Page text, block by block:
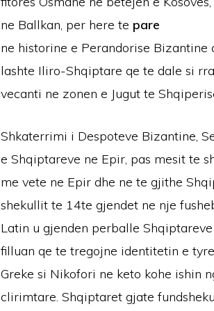
ne Ballkan, per here te pare
ne historine e Perandorise
lashte Iliro-Shqiptare qe te dale si
vecanti ne zonen e Jugut te
Shkaterrimi i Despoteve Bizantine,
e Shqiptareve ne Epir, pas mesit te
me vete ne Epir dhe ne te gjithe
shekullit te 14te gjendet ne nje
Latin u gjenden perballe
filluan qe te tregojne identitetin e
Greke si Nikofori ne keto kohe ishin
clirimtare. Shqiptaret gjate